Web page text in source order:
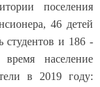
поселения
46 детей
студентов и 186 -
население
в 2019 году: